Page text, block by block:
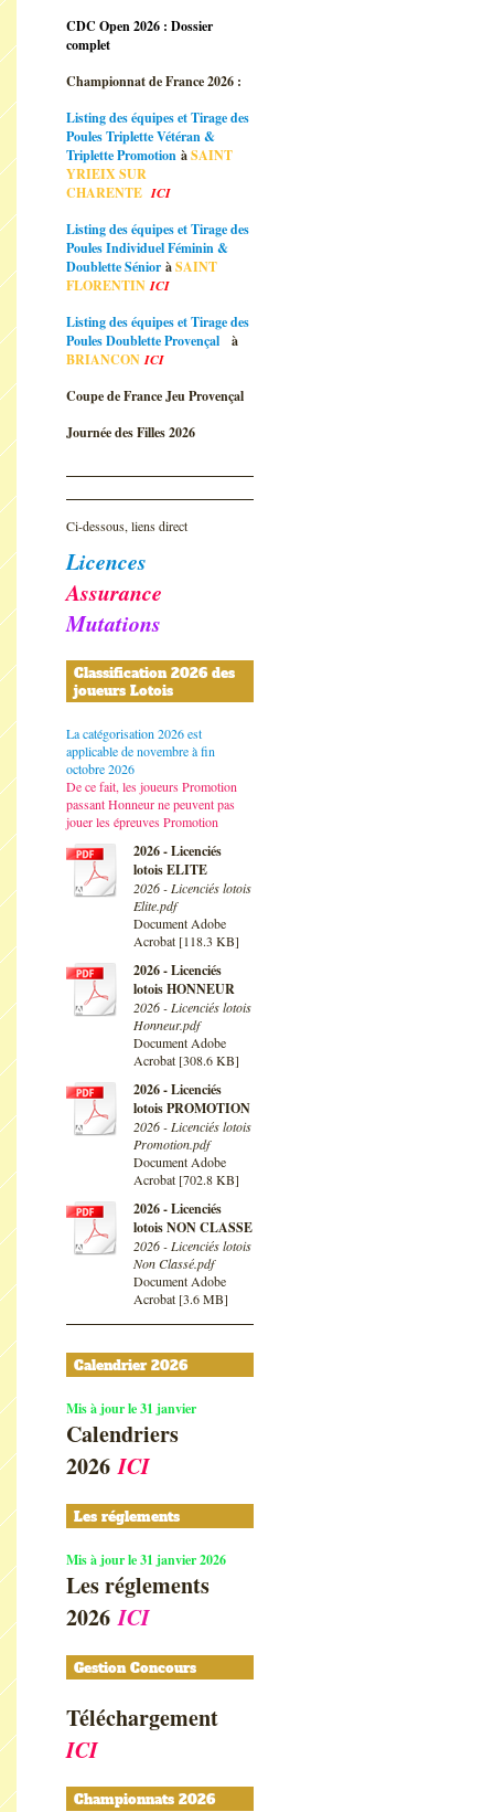
CDC Open 2026 : Dossier
complet
Championnat de France 2026 :
Listing des équipes et Tirage des
Poules Triplette Vétéran &
Triplette Promotion àSAINT
YRIEIX SUR
CHARENTEICI
Listing des équipes et Tirage des
Poules Individuel Féminin &
Doublette Sénior àSAINT
FLORENTINICI
Listing des équipes et Tirage des
Poules Doublette Provençal
à
BRIANCONICI
Coupe de France Jeu Provençal
Journée des Filles 2026
Ci-dessous, liens direct
Licences
Assurance
Mutations
Classification 2026 des
joueurs Lotois
La catégorisation 2026 est
applicable de novembre à fin
octobre 2026
De ce fait, les joueurs Promotion
passant Honneur ne peuvent pas
jouer les épreuves Promotion
2026 - Licenciés
lotois ELITE
2026 - Licenciés lotois
Elite.pdf
Document Adobe
Acrobat [118.3 KB]
2026 - Licenciés
lotois HONNEUR
2026 - Licenciés lotois
Honneur.pdf
Document Adobe
Acrobat [308.6 KB]
2026 - Licenciés
lotois PROMOTION
2026 - Licenciés lotois
Promotion.pdf
Document Adobe
Acrobat [702.8 KB]
2026 - Licenciés
lotois NON CLASSE
2026 - Licenciés lotois
Non Classé.pdf
Document Adobe
Acrobat [3.6 MB]
Calendrier 2026
Mis à jour le 31 janvier
Calendriers
2026ICI
Les réglements
Mis à jour le 31 janvier 2026
Les réglements
2026ICI
Gestion Concours
Téléchargement
ICI
Championnats 2026